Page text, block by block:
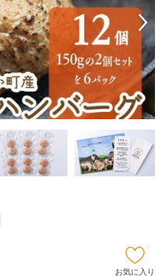
お気に入り